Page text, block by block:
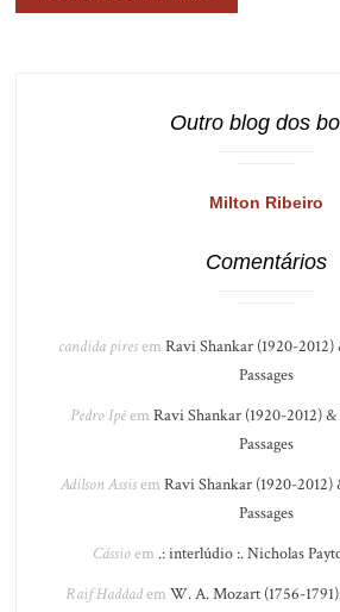
Outro blog dos
Milton Ribeiro
Comentários
candida piresem Ravi Shankar (1920-2012)
Passages
Pedro Ipêem Ravi Shankar (1920-2012)
Passages
Adilson Assisem Ravi Shankar (1920-2012)
Passages
Cássioem .: interlúdio :. Nicholas
Raif Haddadem W. A. Mozart (1756-